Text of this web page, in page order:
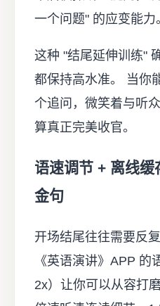
一个问题" 的应变能力
这种 "结尾延伸训练"
都保持高水准。 当你
个追问，微笑着与听
算真正完美收官。
语速调节 + 离线
金句
开场结尾往往需要反
《英语演讲》APP 的
2x）让你可以从容打